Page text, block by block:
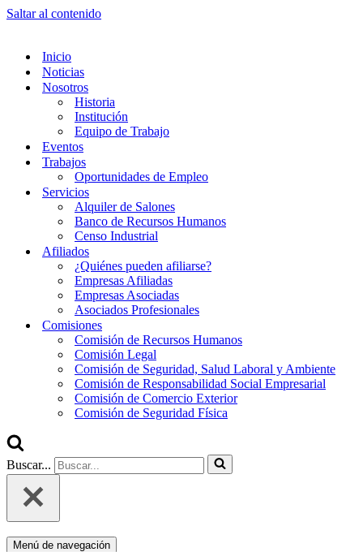
Saltar al contenido
Inicio
Noticias
Nosotros
Historia
Institución
Equipo de Trabajo
Eventos
Trabajos
Oportunidades de Empleo
Servicios
Alquiler de Salones
Banco de Recursos Humanos
Censo Industrial
Afiliados
¿Quiénes pueden afiliarse?
Empresas Afiliadas
Empresas Asociadas
Asociados Profesionales
Comisiones
Comisión de Recursos Humanos
Comisión Legal
Comisión de Seguridad, Salud Laboral y Ambiente
Comisión de Responsabilidad Social Empresarial
Comisión de Comercio Exterior
Comisión de Seguridad Física
Buscar...
Menú de navegación